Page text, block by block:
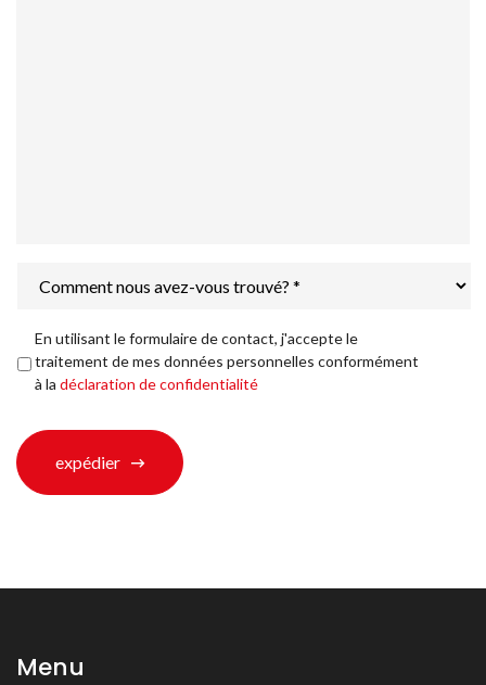
nous
vous
trouvé?
*
Déclaration
de
confidentialité
En utilisant le formulaire de contact, j'accepte le
traitement de mes données personnelles conformément
à la déclaration de confidentialité
expédier
Menu